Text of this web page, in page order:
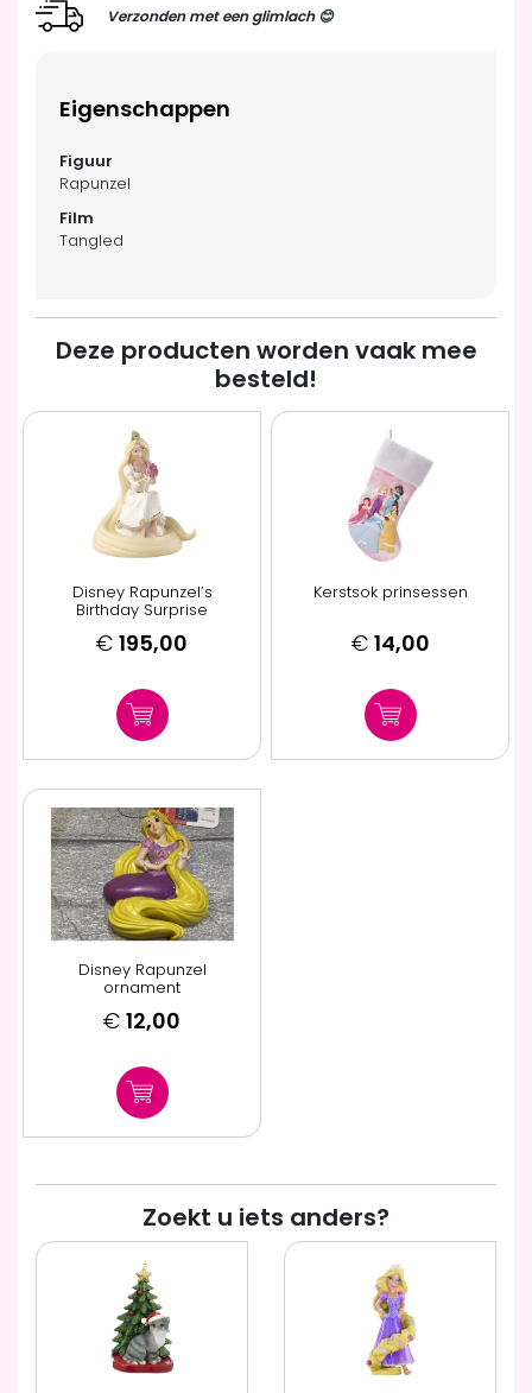
Verzonden met een glimlach 😊
Eigenschappen
Rapunzel
Tangled
Deze producten worden vaak mee
besteld!
Disney Rapunzel’s
Birthday Surprise
€ 195,00
Kerstsok prinsessen
€ 14,00
Disney Rapunzel
ornament
€ 12,00
Zoekt u iets anders?